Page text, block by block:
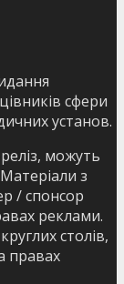
сфери
установ.
можуть
з
/ спонсор
реклами.
столів,
правах